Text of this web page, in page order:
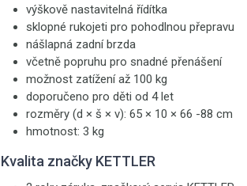
výškově nastavitelná řídítka
sklopné rukojeti pro pohodlnou přepravu
nášlapná zadní brzda
včetně popruhu pro snadné přenášení
možnost zatížení až 100 kg
doporučeno pro děti od 4 let
rozměry (d × š × v): 65 × 10 × 66 -88 cm
hmotnost: 3 kg
Kvalita značky KETTLER